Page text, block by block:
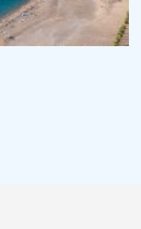
: QUELQUES